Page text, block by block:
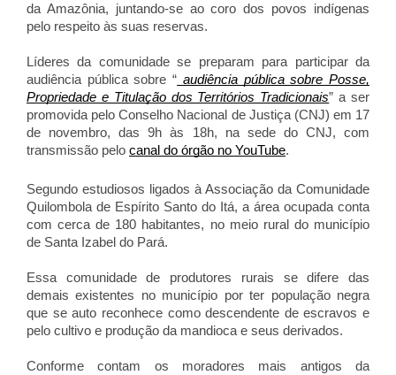
da Amazônia, juntando-se ao coro dos povos indígenas
pelo respeito às suas reservas.
Líderes da comunidade se preparam para participar da
audiência pública sobre “ audiência pública sobre Posse,
Propriedade e Titulação dos Territórios Tradicionais” a ser
promovida pelo Conselho Nacional de Justiça (CNJ) em 17
de novembro, das 9h às 18h, na sede do CNJ, com
transmissão pelo canal do órgão no YouTube.
Segundo estudiosos ligados à Associação da Comunidade
Quilombola de Espírito Santo do Itá, a área ocupada conta
com cerca de 180 habitantes, no meio rural do município
de Santa Izabel do Pará.
Essa comunidade de produtores rurais se difere das
demais existentes no município por ter população negra
que se auto reconhece como descendente de escravos e
pelo cultivo e produção da mandioca e seus derivados.
Conforme contam os moradores mais antigos da